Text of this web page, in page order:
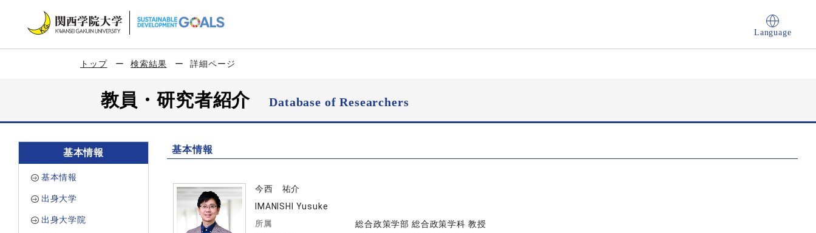
Language
トップ 検索結果 詳細ページ
教員・研究者紹介Database of Researchers
基本情報
基本情報
出身大学
出身大学院
基本情報
今西 祐介
IMANISHI Yusuke
所属 総合政策学部 総合政策学科 教授